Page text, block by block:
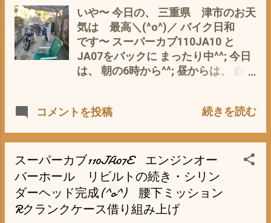
を変えることで、 若干 風の流れ
は、調整できる 立てると、下に 傾け
ると 上 なので、 冬場は、 傾けた
ほうが 少しは、マシ(-_-;) まっ、
基本 春・夏・秋 用ですな(^_^;) ス
ーパーカブ110JA07 風防 キャノピ
ー カブ110 [品番] SPC-08P スクリー
単 原付 スクーター ウインドスクリ
ーン バイク 風防 高さ42cm 厚さ3ｍ
ｍ MC-SUCSUC これは、お安いので
すが、 ステイが チープ(^_^;) なの
で、 上記の 旭風防 ショートバイザ
で まったり中(^^) ちなみに、 私的、
ゴールド免許(^_^;) 苦節10年 念願
のゴールド免許 更新手続きへ＼
(^o^)／ - 7月 12, 2022 それも、 カブ
に乗り始めて 15年で、 生まれて初
古屋時代は、 駐禁や速度オーバー
しばシバ(*´ω｀*) ゴールド免許なん
て、 夢のまた 夢 ゴールド免許取得
者 なんて、 そんなヤツって ペーパ
ードライバーしか 無理 って(*´ω｀
*) だと、マジで思っていました^^;
が、 ココ、 名古屋→三重県津市へ
いや〜 今日の、 三重県 津市のお天
気は 最高＼(^o^)／ バイク日和
です〜 スーパーカブ110JA10 と
JA07をバックに まったり中^^; 今日
は、 朝の6時から^^; 昼からは、 自然
を だんだん、完成が・・・・・・・
け、締めてしまうと、 それまで
よ〜・・・・ω・ なので、 付けた
り、外したり、 ながめたり、 パーツ
リストやサービスマニュアルで 見比
べたり オイルを塗布したり、 パーツ
クリーナーで 洗ったり と、 楽しん
コメントを投稿 続きを読む
スーパーカブ110JA07E エンジンオー
バーホール リビルトの続き・シリン
ダーヘッド完成(^o^) 腰下ミッション
Rクランクケース借り組み上げ